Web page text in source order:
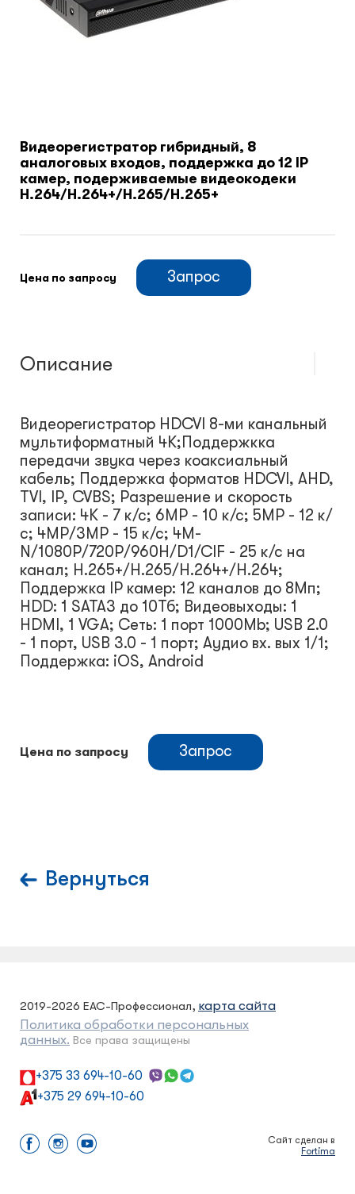
Сетевое оборудование
Климатический шкафы
Видеорегистратор гибридный, 8
аналоговых входов, поддержка до 12 IP
камер, подерживаемые видеокодеки
H.264/H.264+/H.265/H.265+
Цена по запросу Запрос
Описание
Видеорегистратор HDCVI 8-ми канальный
мультиформатный 4K;Поддержкка
передачи звука через коаксиальный
кабель; Поддержка форматов HDCVI, AHD,
TVI, IP, CVBS; Разрешение и скорость
записи: 4K - 7 к/с; 6MP - 10 к/с; 5MP - 12 к/
с; 4MP/3MP - 15 к/с; 4M-
N/1080P/720P/960H/D1/CIF - 25 к/с на
канал; H.265+/H.265/H.264+/H.264;
Поддержка IP камер: 12 каналов до 8Мп;
HDD: 1 SATA3 до 10Тб; Видеовыходы: 1
HDMI, 1 VGA; Сеть: 1 порт 1000Mb; USB 2.0
- 1 порт, USB 3.0 - 1 порт; Аудио вх. вых 1/1;
Поддержка: iOS, Android
Цена по запросу Запрос
Вернуться
2019-2026 ЕАС-Профессионал, карта сайта
Политика обработки персональных
данных. Все права защищены
+375 33 694-10-60
+375 29 694-10-60
Сайт сделан в
Fortima